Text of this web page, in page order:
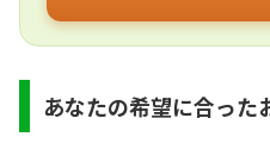
あなたの希望に合った